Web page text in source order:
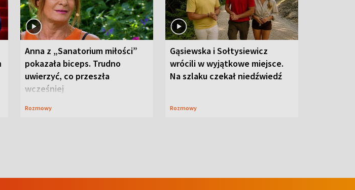
Anna z „Sanatorium miłości”
pokazała biceps. Trudno
uwierzyć, co przeszła
wcześniej
Rozmowy
Gąsiewska i Sołtysiewicz
wrócili w wyjątkowe miejsce.
Na szlaku czekał niedźwiedź
Rozmowy